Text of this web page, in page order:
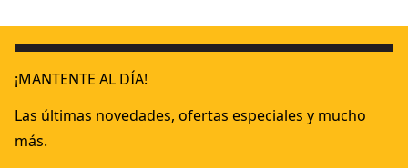
¡MANTENTE AL DÍA!
Las últimas novedades, ofertas especiales y mucho
más.